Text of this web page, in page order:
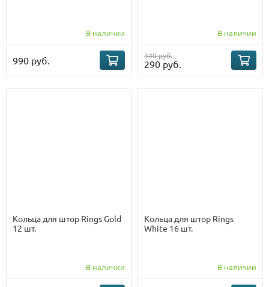
В наличии
990 руб.
В наличии
340 руб.
290 руб.
Кольца для штор Rings Gold
12 шт.
В наличии
Кольца для штор Rings
White 16 шт.
В наличии